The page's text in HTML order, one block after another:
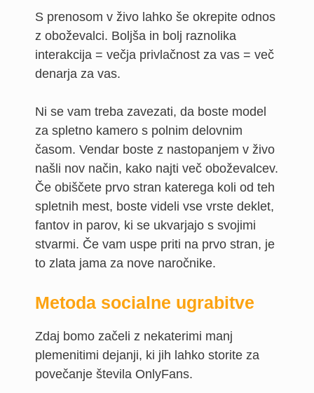
S prenosom v živo lahko še okrepite odnos
z oboževalci. Boljša in bolj raznolika
interakcija = večja privlačnost za vas = več
denarja za vas.
Ni se vam treba zavezati, da boste model
za spletno kamero s polnim delovnim
časom. Vendar boste z nastopanjem v živo
našli nov način, kako najti več oboževalcev.
Če obiščete prvo stran katerega koli od teh
spletnih mest, boste videli vse vrste deklet,
fantov in parov, ki se ukvarjajo s svojimi
stvarmi. Če vam uspe priti na prvo stran, je
to zlata jama za nove naročnike.
Metoda socialne ugrabitve
Zdaj bomo začeli z nekaterimi manj
plemenitimi dejanji, ki jih lahko storite za
povečanje števila OnlyFans.